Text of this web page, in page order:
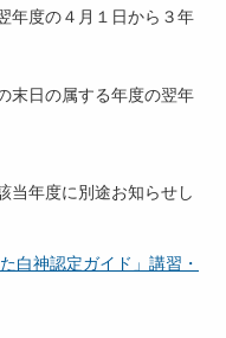
度の４月１日から３年
日の属する年度の翌年
年度に別途お知らせし
白神認定ガイド」講習・